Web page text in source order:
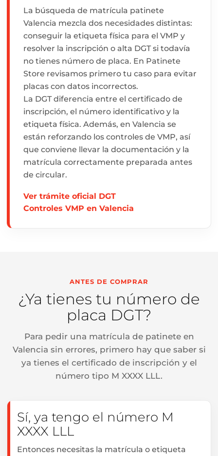
La búsqueda de matrícula patinete
Valencia mezcla dos necesidades distintas:
conseguir la etiqueta física para el VMP y
resolver la inscripción o alta DGT si todavía
no tienes número de placa. En Patinete
Store revisamos primero tu caso para evitar
placas con datos incorrectos.
La DGT diferencia entre el certificado de
inscripción, el número identificativo y la
etiqueta física. Además, en Valencia se
están reforzando los controles de VMP, así
que conviene llevar la documentación y la
matrícula correctamente preparada antes
de circular.
Ver trámite oficial DGT
Controles VMP en Valencia
ANTES DE COMPRAR
¿Ya tienes tu número de
placa DGT?
Para pedir una matrícula de patinete en
Valencia sin errores, primero hay que saber si
ya tienes el certificado de inscripción y el
número tipo M XXXX LLL.
Sí, ya tengo el número M
XXXX LLL
Entonces necesitas la matrícula o etiqueta